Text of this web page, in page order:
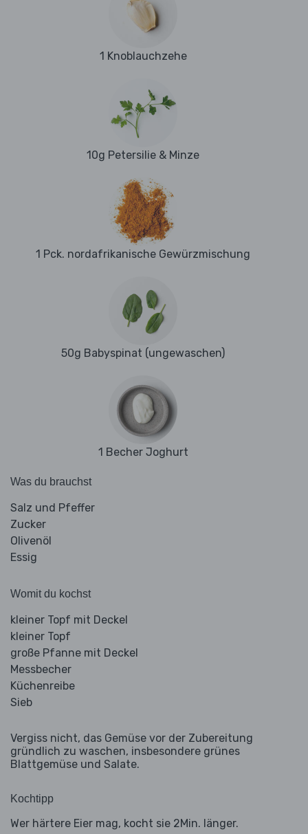
1 Knoblauchzehe
10g Petersilie & Minze
1 Pck. nordafrikanische Gewürzmischung
50g Babyspinat (ungewaschen)
1 Becher Joghurt
Was du brauchst
Salz und Pfeffer
Zucker
Olivenöl
Essig
Womit du kochst
kleiner Topf mit Deckel
kleiner Topf
große Pfanne mit Deckel
Messbecher
Küchenreibe
Sieb
Vergiss nicht, das Gemüse vor der Zubereitung
gründlich zu waschen, insbesondere grünes
Blattgemüse und Salate.
Kochtipp
Wer härtere Eier mag, kocht sie 2Min. länger.